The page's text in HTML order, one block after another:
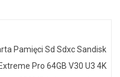
Pamięci Sd Sdxc Sandisk
Extreme Pro 64GB V30 U3 4K